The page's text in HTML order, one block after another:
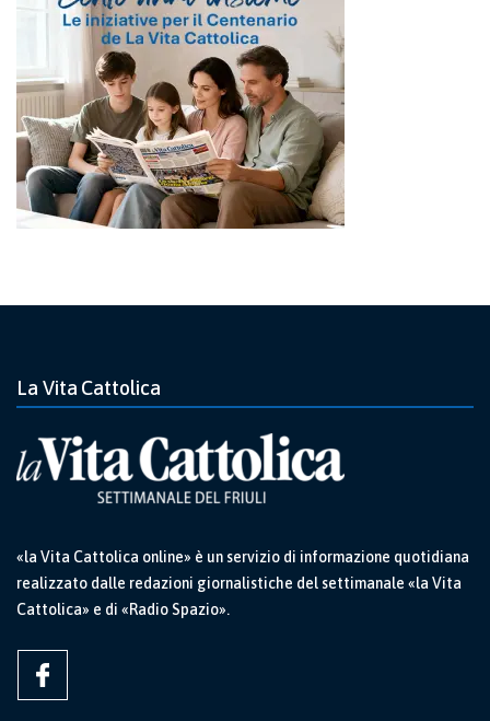
La Vita Cattolica
«la Vita Cattolica online» è un servizio di informazione quotidiana
realizzato dalle redazioni giornalistiche del settimanale «la Vita
Cattolica» e di «Radio Spazio».